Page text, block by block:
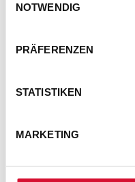
NOTWENDIG
PRÄFERENZEN
STATISTIKEN
MARKETING